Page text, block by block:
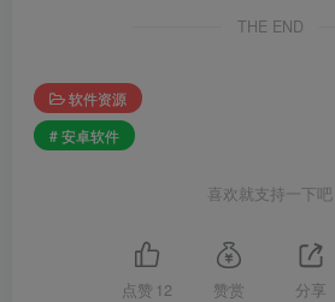
THE END
软件资源
# 安卓软件
喜欢就支持一下吧
点赞 12 赞赏 分享